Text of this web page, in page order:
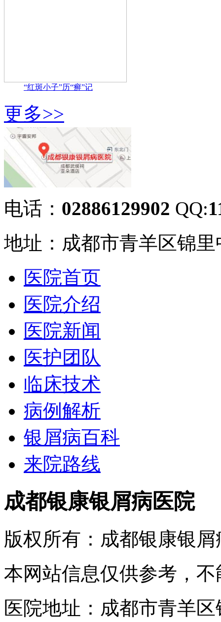
“红斑小子”历“癣”记
更多>>
电话： 02886129902 QQ:
地址：成都市青羊区锦里
医院首页
医院介绍
医院新闻
医护团队
临床技术
病例解析
银屑病百科
来院路线
成都银康银屑病医院
版权所有：成都银康银
本网站信息仅供参考，
医院地址：成都市青羊